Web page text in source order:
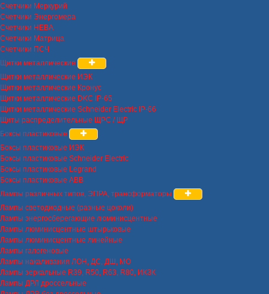
Счетчики Меркурий
Счетчики Энергомера
Счетчики НЕВА
Счетчики Матрица
Счетчики ПСЧ
Щитки металлические
Щитки металлические ИЭК
Щитки металлические Кронус
Щитки металлические DKC IP-65
Щитки металлические Schneider Electric IP-66
Щиты распределительные ЩРС / ЩР
Боксы пластиковые
Боксы пластиковые ИЭК
Боксы пластиковые Schneider Electric
Боксы пластиковые Legrand
Боксы пластиковые ABB
Лампы различных типов, ЭПРА, трансформаторы
Лампы светодиодные (разные цоколи)
Лампы энергосберегающие люминисцентные
Лампы люминисцентные штырьковые
Лампы люминисцентные линейные
Лампы галогеновые
Лампы накаливания ЛОН, ДС, ДШ, МО
Лампы зеркальные R39, R50, R63, R80, ИКЗК
Лампы ДРЛ дроссельные